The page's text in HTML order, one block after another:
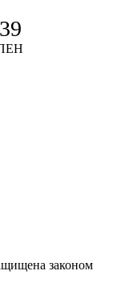
законом